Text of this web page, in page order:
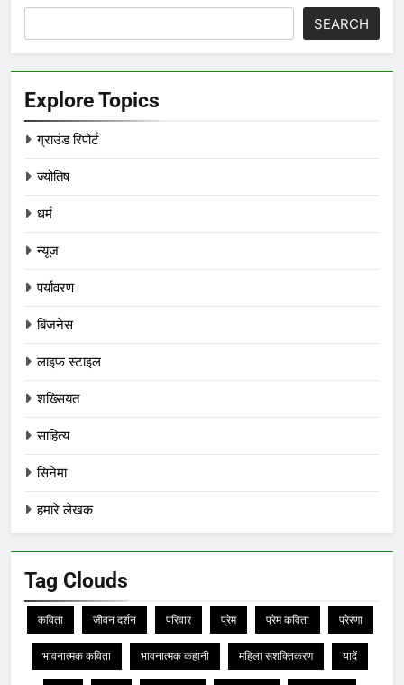
SEARCH
Explore Topics
ग्राउंड रिपोर्ट
ज्योतिष
धर्म
न्यूज
पर्यावरण
बिजनेस
लाइफ स्टाइल
शख्सियत
साहित्य
सिनेमा
हमारे लेखक
Tag Clouds
कविता जीवन दर्शन परिवार प्रेम प्रेम कविता प्रेरणा
भावनात्मक कविता भावनात्मक कहानी महिला सशक्तिकरण यादें